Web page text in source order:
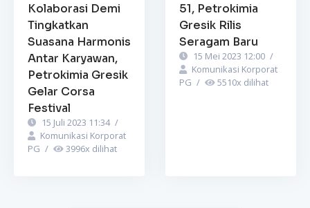
Kolaborasi Demi
Tingkatkan
Suasana Harmonis
Antar Karyawan,
Petrokimia Gresik
Gelar Corsa
Festival
15 Juli 2023 11:34 /
Komunikasi Korporat
PG / 3996x dilihat
51, Petrokimia
Gresik Rilis
Seragam Baru
15 Mei 2023 12:00 /
Komunikasi Korporat
PG / 5510x dilihat